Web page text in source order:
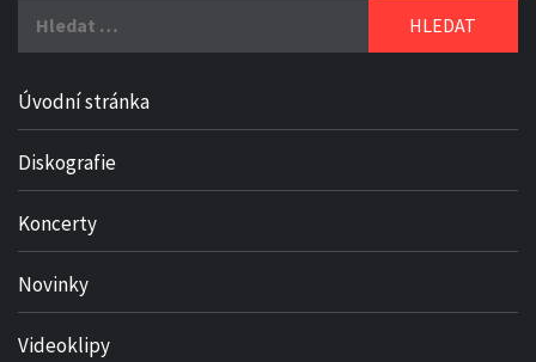
Úvodní stránka
Diskografie
Koncerty
Novinky
Videoklipy